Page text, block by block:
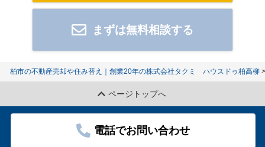
まずは無料相談する
柏市の不動産売却や住み替え｜創業20年の株式会社タクミ ハウスドゥ柏高柳
ページトップへ
電話でお問い合わせ